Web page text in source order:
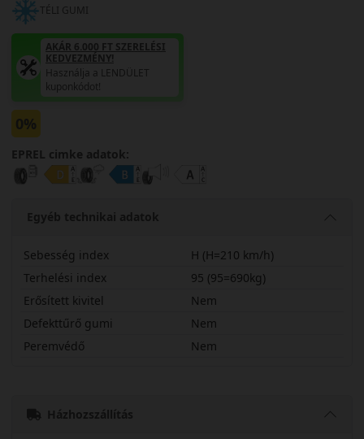
TÉLI GUMI
AKÁR 6.000 FT SZERELÉSI
KEDVEZMÉNY!
Használja a LENDÜLET
kuponkódot!
0%
EPREL cimke adatok:
Egyéb technikai adatok
Sebesség index
H (H=210 km/h)
Terhelési index
95 (95=690kg)
Erősített kivitel
Nem
Defekttűrő gumi
Nem
Peremvédő
Nem
Házhozszállítás